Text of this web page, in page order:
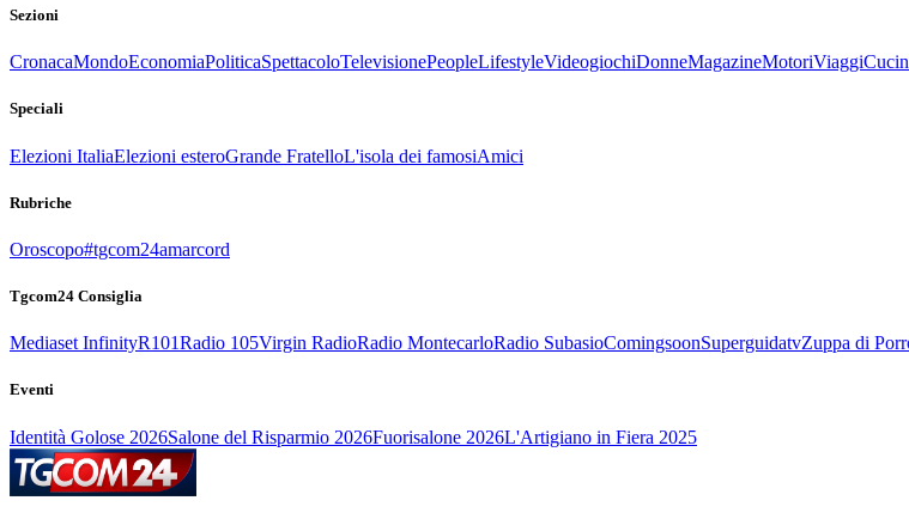
Sezioni
CronacaMondoEconomiaPoliticaSpettacoloTelevisionePeopleLifestyleVideogiochiDonneMagazineMotoriViaggi
Speciali
Elezioni ItaliaElezioni esteroGrande FratelloL'isola dei famosiAmici
Rubriche
Oroscopo#tgcom24amarcord
Tgcom24 Consiglia
Mediaset InfinityR101Radio 105Virgin RadioRadio MontecarloRadio SubasioComingsoonSuperguidatvZuppa di
Eventi
Identità Golose 2026Salone del Risparmio 2026Fuorisalone 2026L'Artigiano in Fiera 2025